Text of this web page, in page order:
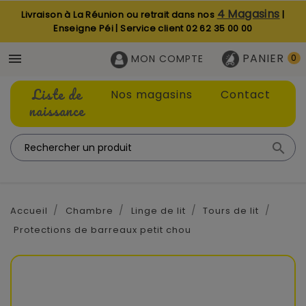
Livraison à La Réunion ou retrait dans nos 4 Magasins |
Enseigne Péi | Service client02 62 35 00 00
 PANIER 0
MON COMPTE
Liste de
naissance
Nos magasins Contact

Accueil Chambre Linge de lit
Tours de lit
Protections de barreaux petit chou